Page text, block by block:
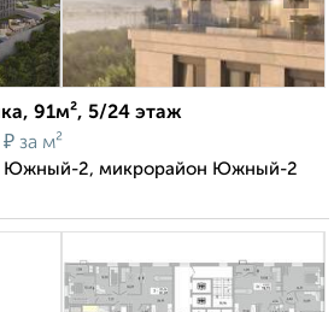
91м², 5/24 этаж
₽ за м²
Южный-2, микрорайон Южный-2